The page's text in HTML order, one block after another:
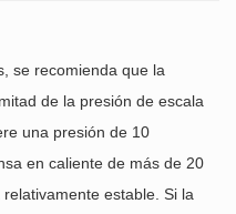
se recomienda que la
de la presión de escala
una presión de 10
en caliente de más de 20
estable. Si la